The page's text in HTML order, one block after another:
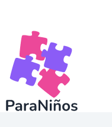
contenido